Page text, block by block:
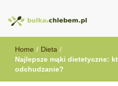
BulkazChlebem.pl
Home / Dieta /
Najlepsze mąki dietetyczne:
odchudzanie?